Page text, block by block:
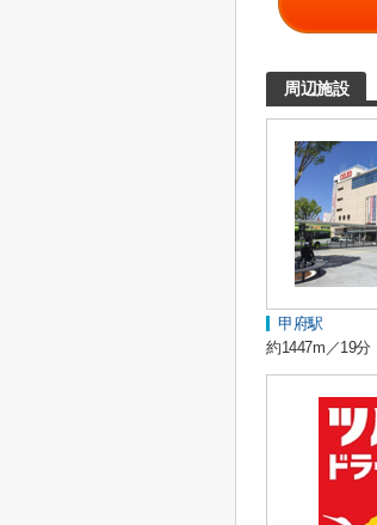
周辺施設
甲府駅
約1447m／19分